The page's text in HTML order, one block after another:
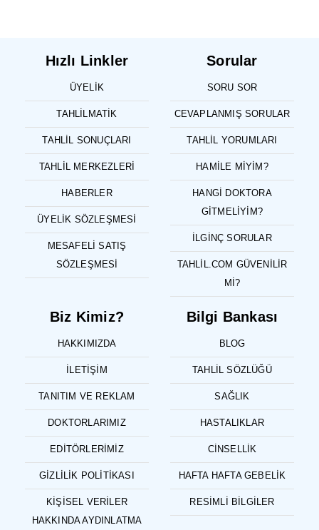
Hızlı Linkler
ÜYELIK
TAHLILMATIK
TAHLIL SONUÇLARI
TAHLIL MERKEZLERI
HABERLER
ÜYELIK SÖZLEŞMESI
MESAFELI SATIŞ
SÖZLEŞMESI
Sorular
SORU SOR
CEVAPLANMIŞ SORULAR
TAHLIL YORUMLARI
HAMILE MIYIM?
HANGI DOKTORA
GITMELIYIM?
İLGINÇ SORULAR
TAHLIL.COM GÜVENILIR
MI?
Biz Kimiz?
HAKKIMIZDA
İLETIŞIM
TANITIM VE REKLAM
DOKTORLARIMIZ
EDITÖRLERIMIZ
GIZLILIK POLITIKASI
KIŞISEL VERILER
HAKKINDA AYDINLATMA
Bilgi Bankası
BLOG
TAHLIL SÖZLÜĞÜ
SAĞLIK
HASTALIKLAR
CINSELLIK
HAFTA HAFTA GEBELIK
RESIMLI BILGILER